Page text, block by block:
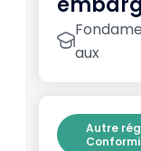
aux
Autre